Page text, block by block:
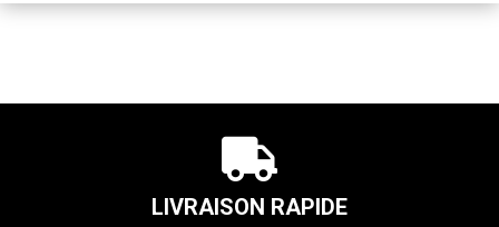
Ape

LIVRAISON RAPIDE